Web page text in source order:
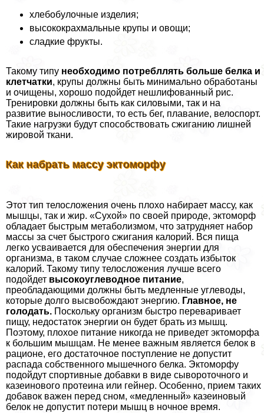
хлебобулочные изделия;
высококрахмальные крупы и овощи;
сладкие фрукты.
Такому типу необходимо потрeбллять больше белка и
клетчатки, крупы должны быть минимально обработаны
и очищены, хорошо подойдет нешлифованный рис.
Тренировки должны быть как силовыми, так и на
развитие выносливости, то есть бег, плавание, велоспорт.
Такие нагрузки будут способствовать сжиганию лишней
жировой ткани.
Как набрать массу эктоморфу
Этот тип телосложения очень плохо набирает массу, как
мышцы, так и жир. «Сухой» по своей природе, эктоморф
обладает быстрым метаболизмом, что затрудняет набор
массы за счет быстрого сжигания калорий. Вся пища
легко усваивается для обеспечения энергии для
организма, в таком случае сложнее создать избыток
калорий. Такому типу телосложения лучше всего
подойдет высокоуглеводное питание,
преобладающими должны быть медленные углеводы,
которые долго высвобождают энергию. Главное, не
голодать. Поскольку организм быстро переваривает
пищу, недостаток энергии он будет брать из мышц.
Поэтому, плохое питание никогда не приведет эктоморфа
к большим мышцам. Не менее важным является белок в
рационе, его достаточное поступление не допустит
распада собственного мышечного белка. Эктоморфу
подойдут спортивные добавки в виде сывороточного и
казеинового протеина или гeйнер. Особенно, прием таких
добавок важен перед сном, «медленный» казеиновый
белок не допустит потери мышц в ночное время.